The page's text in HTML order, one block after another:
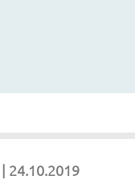
24.10.2019